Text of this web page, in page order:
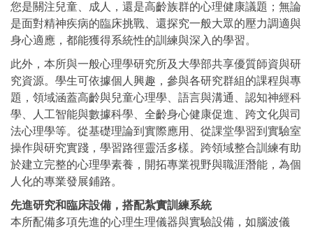
您是關注兒童、成人，還是高齡族群的心理健康議題；無論
是面對精神疾病的臨床挑戰、還探究一般大眾的壓力調適與
身心適應，都能獲得系統性的訓練與深入的學習。
此外，本所與一般心理學研究所及大學部共享優質師資與研
究資源。學生可依據個人興趣，參與各研究群組的課程與專
題，領域涵蓋高齡與兒童心理學、語言與溝通、認知神經科
學、人工智能與數據科學、全齡身心健康促進、跨文化與司
法心理學等。從基礎理論到實際應用、從課堂學習到實驗室
操作與研究實踐，學習路徑靈活多樣。跨領域整合訓練有助
於建立完整的心理學素養，開拓專業視野與職涯潛能，為個
人化的專業發展鋪路。
先進研究和臨床設備，搭配紮實訓練系統
本所配備多項先進的心理生理儀器與實驗設備，如腦波儀